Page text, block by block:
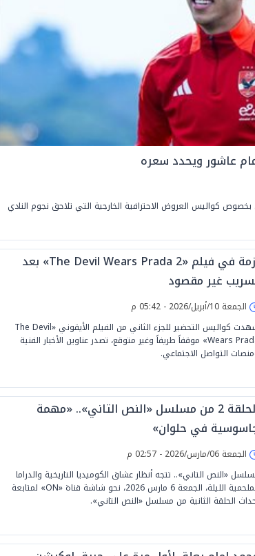
عاشور ويحدد سعره
كواليس العروض الاحترافية الخارجية التي تلاحق نجوم النادي
أزمة في فيلم «The Devil Wears Prada 2» بعد
غير مقصود
الجمعة 10/أبريل/2026 - 05:42 م
شهدت كواليس التحضير للجزء الثاني من الفيلم الأيقوني «The Devil
Wears Prada» موقفاً طريفاً وغير متوقع، تصدر عناوين الأخبار الفنية
التواصل الاجتماعي.
الحلقة 2 من مسلسل «النص التاني».. «مهمة
في حلوان»
الجمعة 06/مارس/2026 - 02:57 م
«النص التاني».. تتجه أنظار عشاق الكوميديا التاريخية والدراما
الملحمية الليلة، الجمعة 6 مارس 2026، نحو شاشة قناة «ON» لمتابعة
الحلقة الثانية من مسلسل «النص التاني».